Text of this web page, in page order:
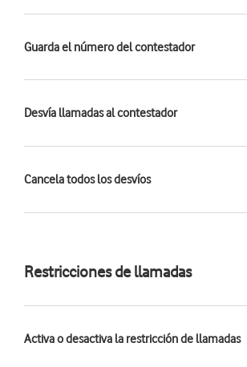
Guarda el número del contestador
Desvía llamadas al contestador
Cancela todos los desvíos
Restricciones de llamadas
Activa o desactiva la restricción de llamadas